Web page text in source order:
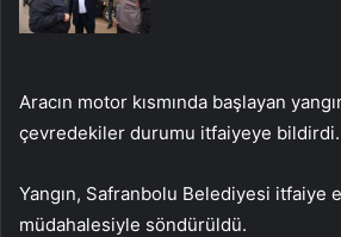
Aracın motor kısmında başlayan
çevredekiler durumu itfaiyeye bildirdi.
Yangın, Safranbolu Belediyesi itfaiye
müdahalesiyle söndürüldü.